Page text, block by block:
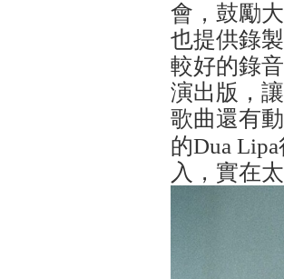
會，鼓勵
也提供錄
較好的錄
演出版，
歌曲還有
的Dua
入，實在